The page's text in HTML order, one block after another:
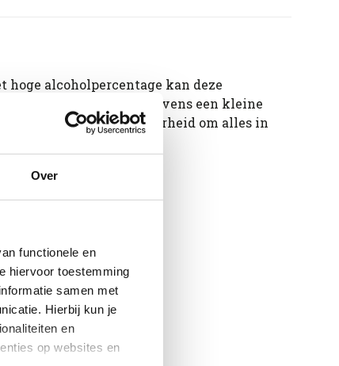
Over
functionele en
hiervoor toestemming
samen met
Hierbij kun je
en
op websites en
hoge alcoholpercentage kan deze
Daarbij is het tevens een kleine
en een zachte bitterheid om alles in